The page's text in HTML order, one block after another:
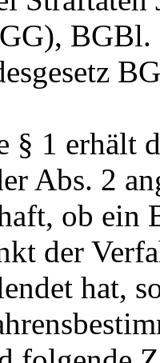
§ 1 erhält
Abs. 2
ob ein
der
hat,